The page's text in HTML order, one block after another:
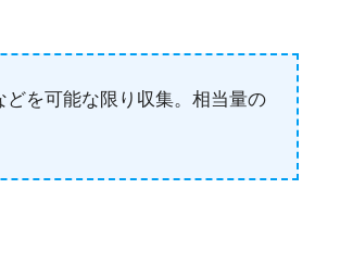
を可能な限り収集。相当量の
2
PS4とSwitchで復刻『VS.スター
ラスター』徹底解析
Switch版『ナムコミュージアム